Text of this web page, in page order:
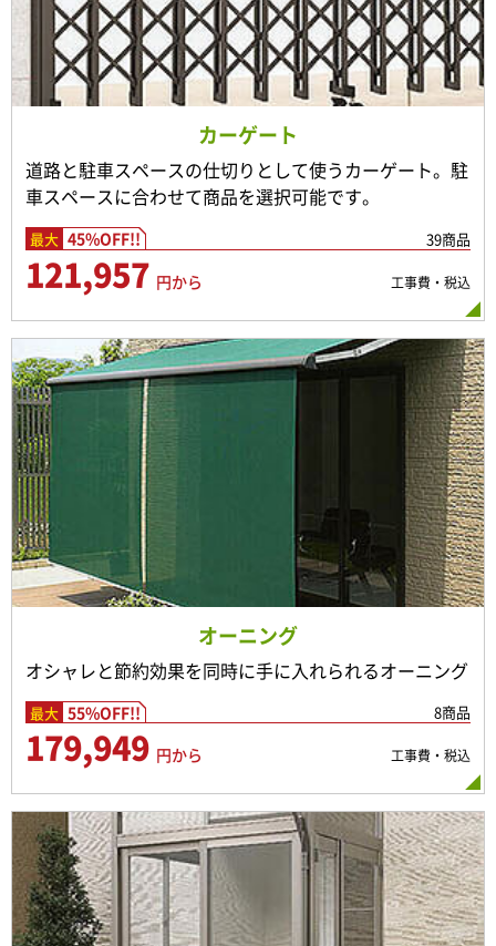
カーゲート
道路と駐車スペースの仕切りとして使うカーゲート。駐
車スペースに合わせて商品を選択可能です。
最大 45%OFF!! 39商品
121,957 円から 工事費・税込
オーニング
オシャレと節約効果を同時に手に入れられるオーニング
最大 55%OFF!! 8商品
179,949 円から 工事費・税込